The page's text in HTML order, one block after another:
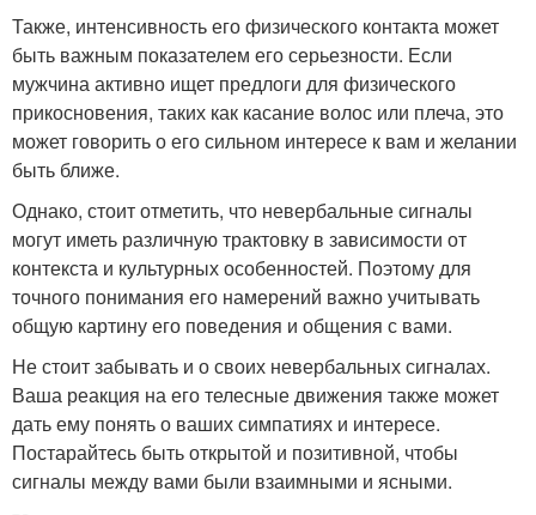
Также, интенсивность его физического контакта может
быть важным показателем его серьезности. Если
мужчина активно ищет предлоги для физического
прикосновения, таких как касание волос или плеча, это
может говорить о его сильном интересе к вам и желании
быть ближе.
Однако, стоит отметить, что невербальные сигналы
могут иметь различную трактовку в зависимости от
контекста и культурных особенностей. Поэтому для
точного понимания его намерений важно учитывать
общую картину его поведения и общения с вами.
Не стоит забывать и о своих невербальных сигналах.
Ваша реакция на его телесные движения также может
дать ему понять о ваших симпатиях и интересе.
Постарайтесь быть открытой и позитивной, чтобы
сигналы между вами были взаимными и ясными.